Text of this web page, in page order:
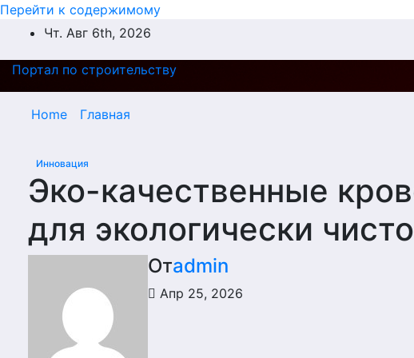
Перейти к содержимому
Чт. Авг 6th, 2026
Портал по строительству
Home Главная
Инновация
Эко-качественные
для экологически
Отadmin
Апр 25, 2026